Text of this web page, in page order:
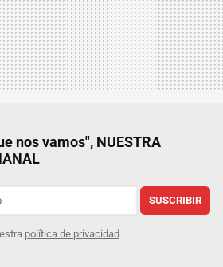
nos vamos", NUESTRA
SUSCRIBIR
política de privacidad